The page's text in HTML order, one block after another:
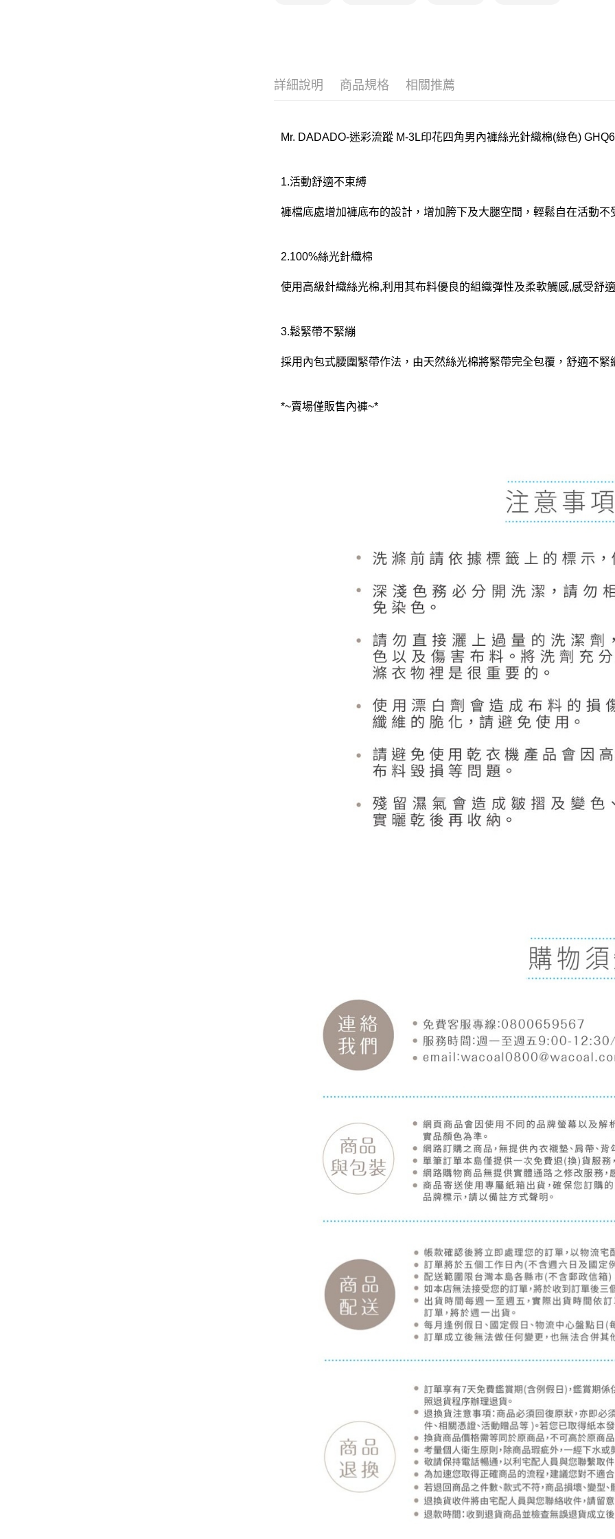
詳細說明 商品規格 相關推薦
Mr. DADADO-迷彩流蹤 M-3L印花四角男內褲絲光針織棉(綠色)
1.活動舒適不束縛
褲檔底處增加褲底布的設計，增加胯下及大腿空間，輕鬆自在活動不
2.100%絲光針織棉
使用高級針織絲光棉,利用其布料優良的組織彈性及柔軟觸感,感受舒
3.鬆緊帶不緊繃
採用內包式腰圍緊帶作法，由天然絲光棉將緊帶完全包覆，舒適不緊
*~賣場僅販售內褲~*